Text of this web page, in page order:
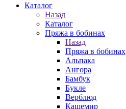
Каталог
Назад
Каталог
Пряжа в бобинах
Назад
Пряжа в бобинах
Альпака
Ангора
Бамбук
Букле
Верблюд
Кашемир